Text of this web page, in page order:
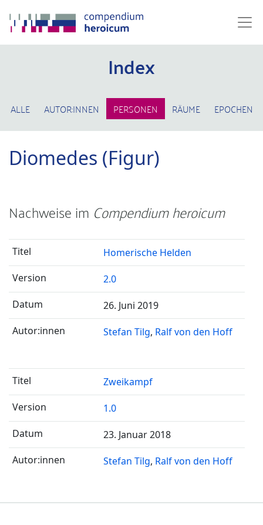
Index
ALLE AUTOR:INNEN PERSONEN RÄUME EPOCHEN
Diomedes (Figur)
Nachweise im Compendium heroicum
Homerische Helden
2.0
26. Juni 2019
Stefan Tilg Ralf von den Hoff
Zweikampf
1.0
23. Januar 2018
Stefan Tilg Ralf von den Hoff